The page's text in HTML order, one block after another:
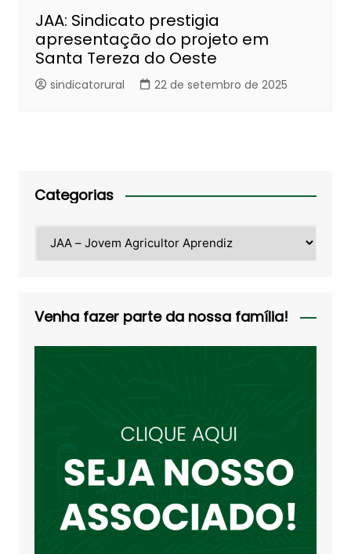
JAA: Sindicato prestigia
apresentação do projeto em
Santa Tereza do Oeste
sindicatorural 22 de setembro de 2025
Categorias
Venha fazer parte da nossa família!